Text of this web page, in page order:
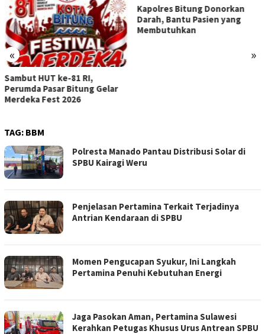
« »
Sambut HUT ke-81 RI,
Perumda Pasar Bitung Gelar
Merdeka Fest 2026
Kapolres Bitung Donorkan
Darah, Bantu Pasien yang
Membutuhkan
TAG: BBM
Polresta Manado Pantau Distribusi Solar di
SPBU Kairagi Weru
Penjelasan Pertamina Terkait Terjadinya
Antrian Kendaraan di SPBU
Momen Pengucapan Syukur, Ini Langkah
Pertamina Penuhi Kebutuhan Energi
Jaga Pasokan Aman, Pertamina Sulawesi
Kerahkan Petugas Khusus Urus Antrean SPBU